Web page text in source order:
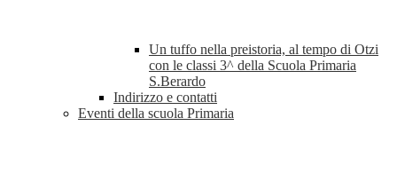
Un tuffo nella preistoria, al tempo di Otzi
con le classi 3^ della Scuola Primaria
S.Berardo
Indirizzo e contatti
Eventi della scuola Primaria